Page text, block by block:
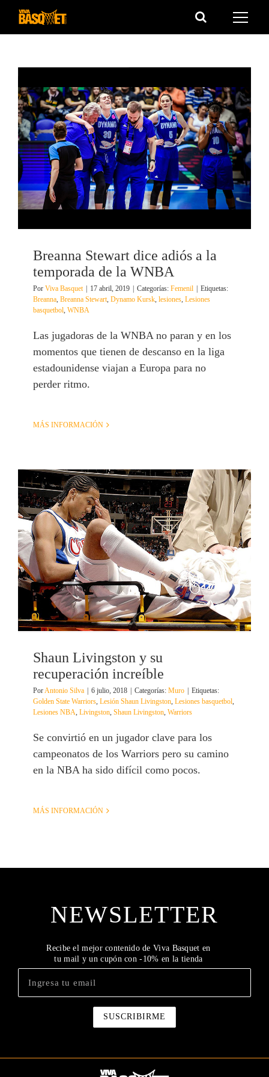
Saltar
Breanna Stewart dice adiós a la
temporada de la WNBA
Por Viva Basquet 17 abril, 2019 Categorías: Femenil
Etiquetas:
Breanna, Breanna Stewart, Dynamo Kursk, lesiones, Lesiones
basquetbol, WNBA
Las jugadoras de la WNBA no paran y en los
momentos que tienen de descanso en la liga
estadounidense viajan a Europa para no
perder ritmo.
MÁS INFORMACIÓN
Shaun Livingston y su
recuperación increíble
PorAntonio Silva 6 julio, 2018 Categorías: Muro
Etiquetas:
Golden State Warriors, Lesión Shaun Livingston, Lesiones basquetbol,
Lesiones NBA, Livingston, Shaun Livingston, Warriors
Se convirtió en un jugador clave para los
campeonatos de los Warriors pero su camino
en la NBA ha sido difícil como pocos.
MÁS INFORMACIÓN
NEWSLETTER
Recibe el mejor contenido de Viva Basquet en
tu mail y un cupón con -10% en la tienda